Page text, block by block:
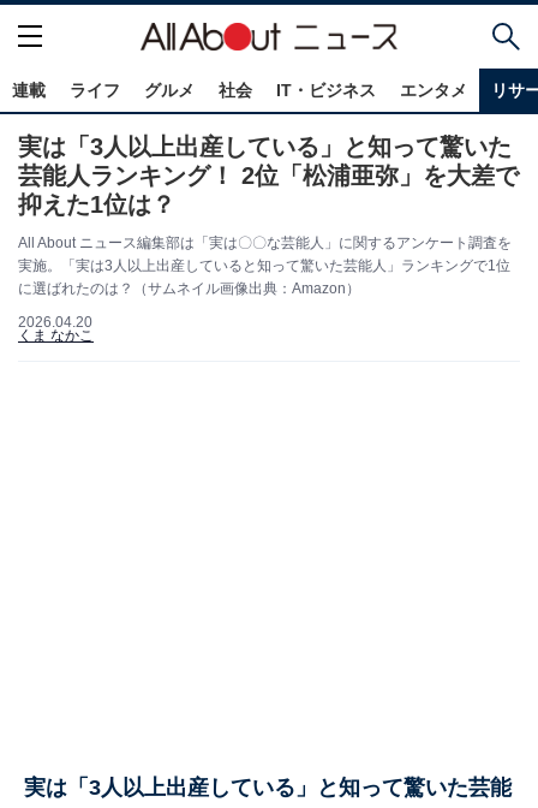
連載 ライフ グルメ 社会 IT・ビジネス エンタメ リサ
実は「3人以上出産している」と知って驚いた
芸能人ランキング！ 2位「松浦亜弥」を大差で
抑えた1位は？
All About ニュース編集部は「実は〇〇な芸能人」に関するアンケート調査を
実施。「実は3人以上出産していると知って驚いた芸能人」ランキングで1位
に選ばれたのは？（サムネイル画像出典：Amazon）
2026.04.20
くま なかこ
実は「3人以上出産している」と知って驚いた芸能